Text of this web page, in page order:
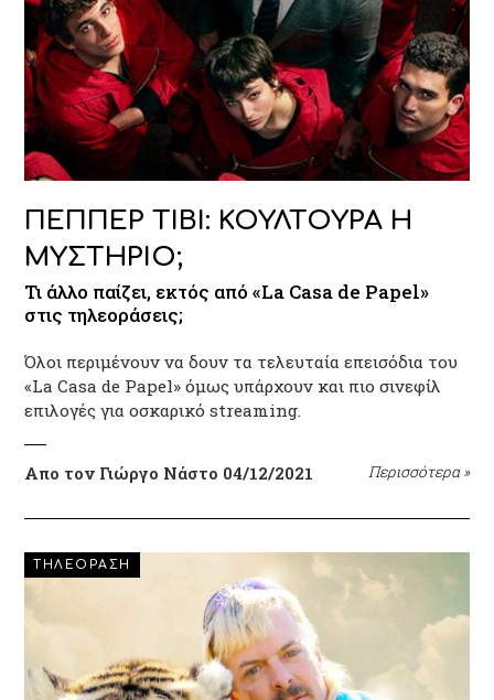
ΠΕΠΠΕΡ ΤΙΒΙ: ΚΟΥΛΤΟΥΡΑ Η
ΜΥΣΤΗΡΙΟ;
Τι άλλο παίζει, εκτός από «La Casa de Papel»
στις τηλεοράσεις;
Όλοι περιμένουν να δουν τα τελευταία επεισόδια του
«La Casa de Papel» όμως υπάρχουν και πιο σινεφίλ
επιλογές για οσκαρικό streaming.
Απο τον Γιώργο Νάστο 04/12/2021 Περισσότερα »
ΤΗΛΕΟΡΑΣΗ